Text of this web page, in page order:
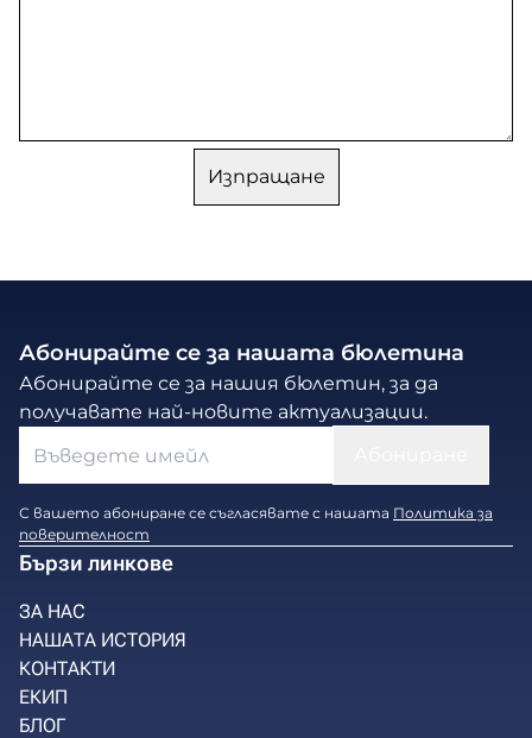
Абонирайте се за нашата бюлетина
Абонирайте се за нашия бюлетин, за да
получавате най-новите актуализации.
С вашето абониране се съгласявате с нашата Политика за
поверителност
Бързи линкове
ЗА НАС
НАШАТА ИСТОРИЯ
КОНТАКТИ
ЕКИП
БЛОГ